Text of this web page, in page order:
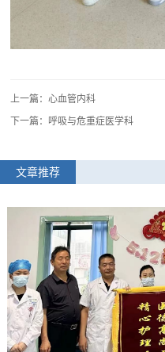
上一篇：心血管内科
下一篇：呼吸与危重症医学科
文章推荐